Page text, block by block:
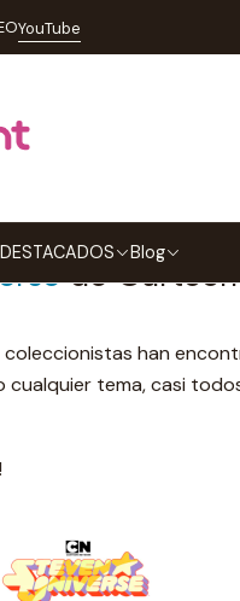
DESTACADOS Blog
YouTube
UNIVERSE
de
han
cualquier tema, casi